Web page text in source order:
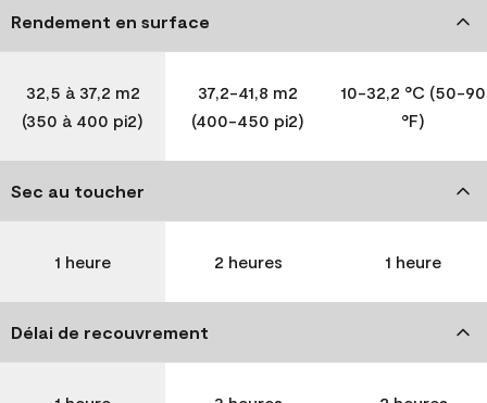
Rendement en surface
32,5 à 37,2 m2
(350 à 400 pi2)
37,2-41,8 m2
(400-450 pi2)
10-32,2 °C (50-90
°F)
Sec au toucher
1 heure 2 heures 1 heure
Délai de recouvrement